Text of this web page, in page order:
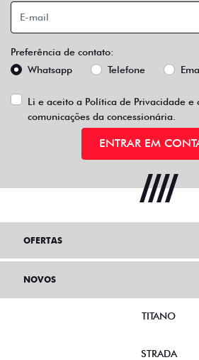
Preferência de contato:
Whatsapp
Telefone
Li e aceito a Política de Privacidade e
comunicações da concessionária.
ENTRAR EM
OFERTAS
NOVOS
TITANO
STRADA